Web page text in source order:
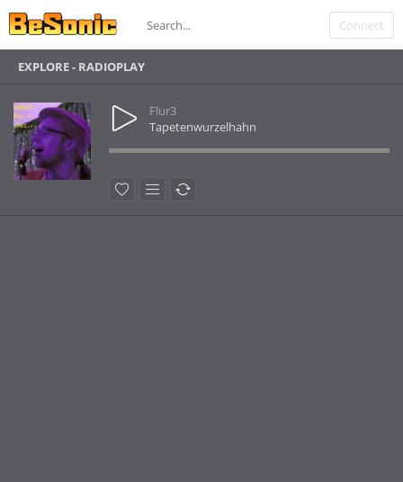
Connect
EXPLORE - RADIOPLAY
Flur3
Tapetenwurzelhahn